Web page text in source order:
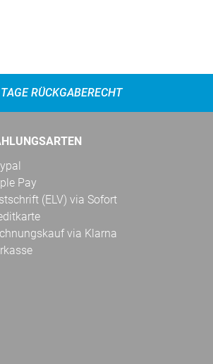
RÜCKGABERECHT
Pay
(ELV) via Sofort
via Klarna